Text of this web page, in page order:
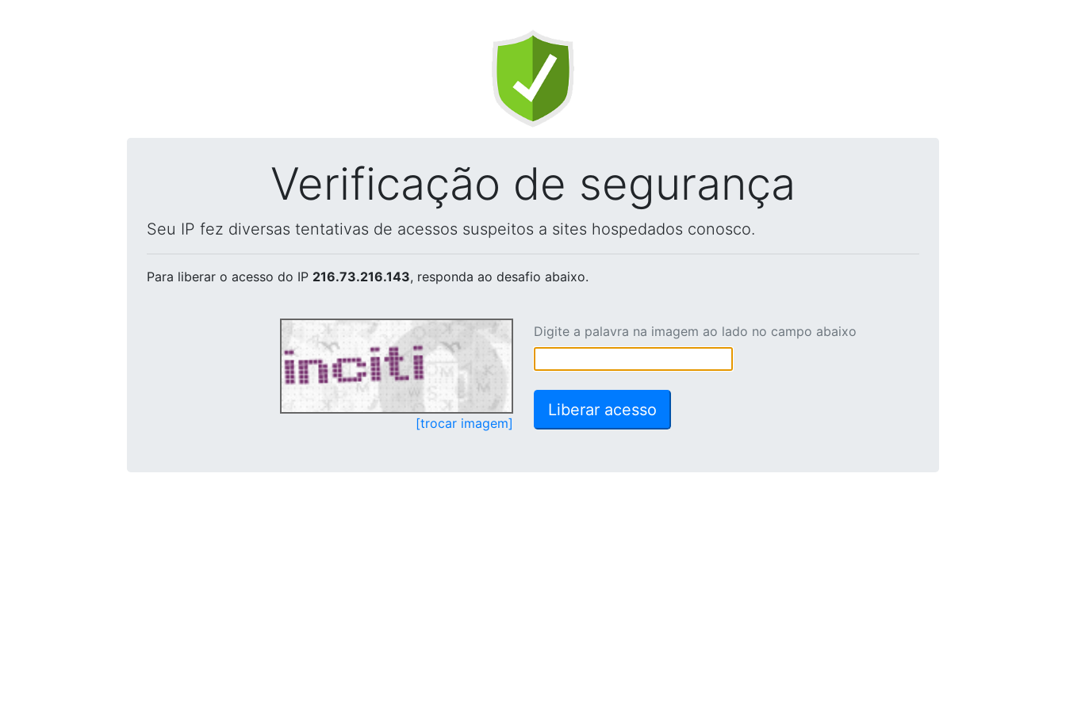
Verificação de segurança
Seu IP fez diversas tentativas de acessos suspeitos a sites hospedados conosco.
Para liberar o acesso do IP 216.73.216.143, responda ao desafio abaixo.
[trocar imagem]
Digite a palavra na imagem ao lado no campo abaixo